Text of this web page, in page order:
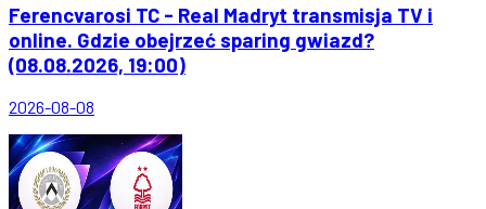
Ferencvarosi TC - Real Madryt transmisja TV i
online. Gdzie obejrzeć sparing gwiazd?
(08.08.2026, 19:00)
2026-08-08